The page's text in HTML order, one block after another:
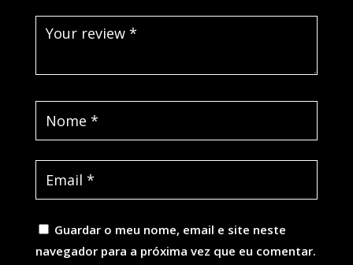
Guardar o meu nome, email e site neste
navegador para a próxima vez que eu comentar.